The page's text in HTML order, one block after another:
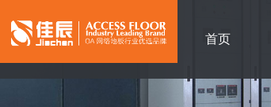
首页